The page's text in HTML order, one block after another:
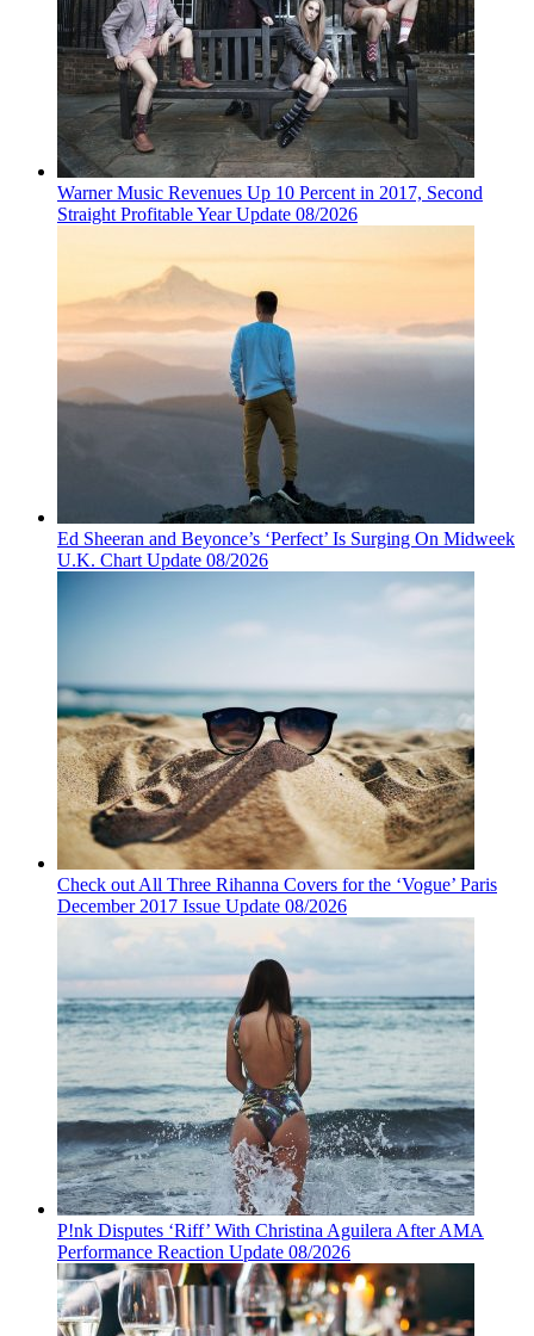
Warner Music Revenues Up 10 Percent in 2017, Second
Straight Profitable Year Update 08/2026
Ed Sheeran and Beyonce’s ‘Perfect’ Is Surging On Midweek
U.K. Chart Update 08/2026
Check out All Three Rihanna Covers for the ‘Vogue’ Paris
December 2017 Issue Update 08/2026
P!nk Disputes ‘Riff’ With Christina Aguilera After AMA
Performance Reaction Update 08/2026